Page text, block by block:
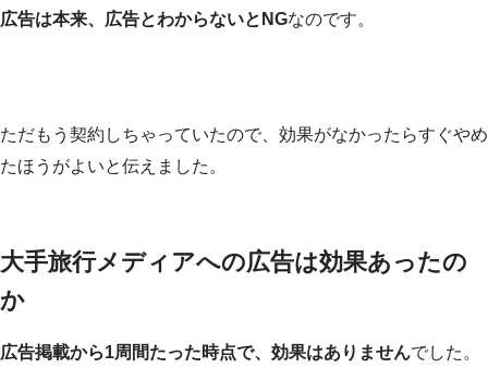
広告は本来、広告とわからないとNGなのです。
ただもう契約しちゃっていたので、効果がなかったらすぐやめ
たほうがよいと伝えました。
大手旅行メディアへの広告は効果あったの
か
広告掲載から1周間たった時点で、効果はありませんでした。